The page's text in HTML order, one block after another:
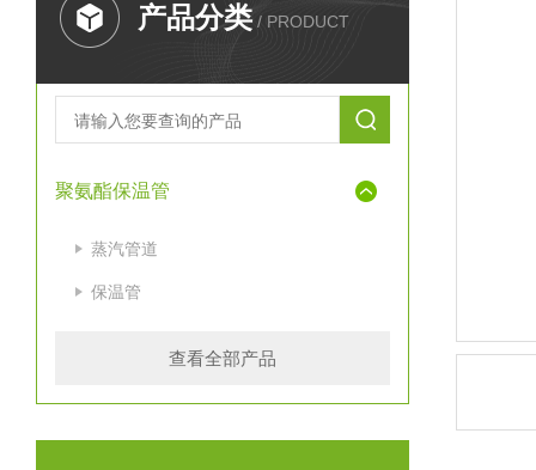
产品分类 / PRODUCT
聚氨酯保温管
蒸汽管道
保温管
查看全部产品